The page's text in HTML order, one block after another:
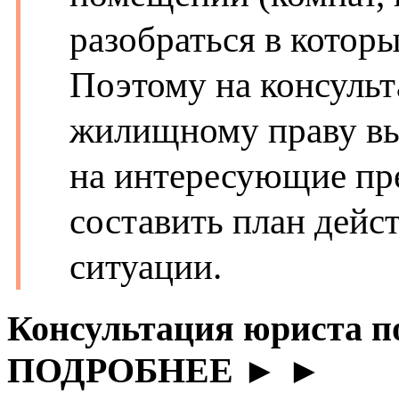
разобраться в
Поэтому на
жилищному праву
на интересующие
составить план
ситуации.
Консультация юриста
ПОДРОБНЕЕ ► ►